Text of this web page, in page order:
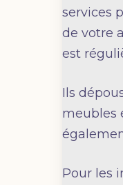
services
de votre
est
Ils
meubles
Pour les